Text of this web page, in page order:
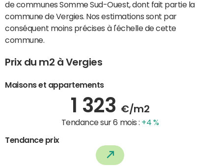
de communes Somme Sud-Ouest, dont fait partie la
commune de Vergies. Nos estimations sont par
conséquent moins précises à l'échelle de cette
commune.
Prix du m2 à Vergies
Maisons et appartements
1 323 €/m2
Tendance sur 6 mois : +4 %
Tendance prix